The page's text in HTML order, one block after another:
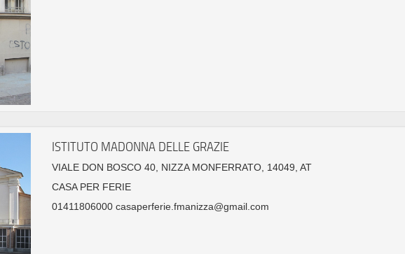
ISTITUTO MADONNA DELLE GRAZIE
VIALE DON BOSCO 40, NIZZA MONFERRATO, 14049, AT
CASA PER FERIE
01411806000 casaperferie.fmanizza@gmail.com